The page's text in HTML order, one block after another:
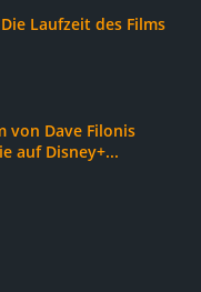
Laufzeit des Films
von Dave Filonis
auf Disney+...